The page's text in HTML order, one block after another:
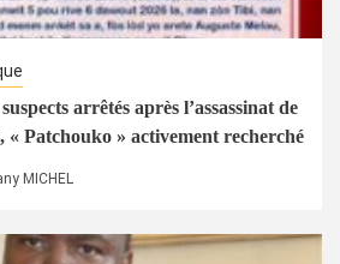
arrêtés après l’assassinat de
« Patchouko » activement recherché
MICHEL